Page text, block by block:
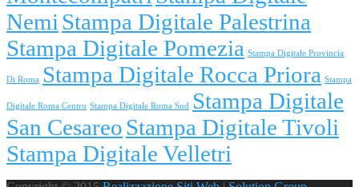
Nemi Stampa Digitale Palestrina
Stampa Digitale Pomezia Stampa Digitale Provincia
Di Roma Stampa Digitale Rocca Priora Stampa
Digitale Roma Centro Stampa Digitale Roma Sud
Stampa Digitale
San Cesareo Stampa Digitale Tivoli
Stampa Digitale Velletri